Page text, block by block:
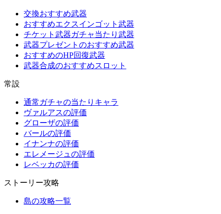
交換おすすめ武器
おすすめエクスインゴット武器
チケット武器ガチャ当たり武器
武器プレゼントのおすすめ武器
おすすめのHP回復武器
武器合成のおすすめスロット
常設
通常ガチャの当たりキャラ
ヴァルアスの評価
グローザの評価
バールの評価
イナンナの評価
エレメージュの評価
レベッカの評価
ストーリー攻略
島の攻略一覧